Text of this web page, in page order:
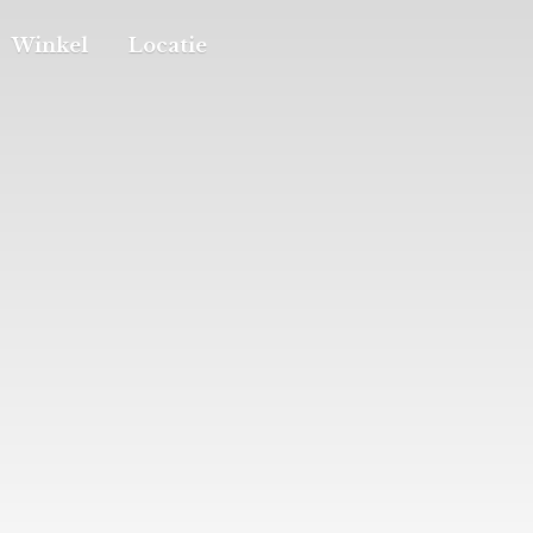
Winkel Locatie